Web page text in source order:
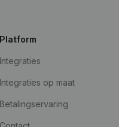
Platform
Integraties
Integraties op maat
Betalingservaring